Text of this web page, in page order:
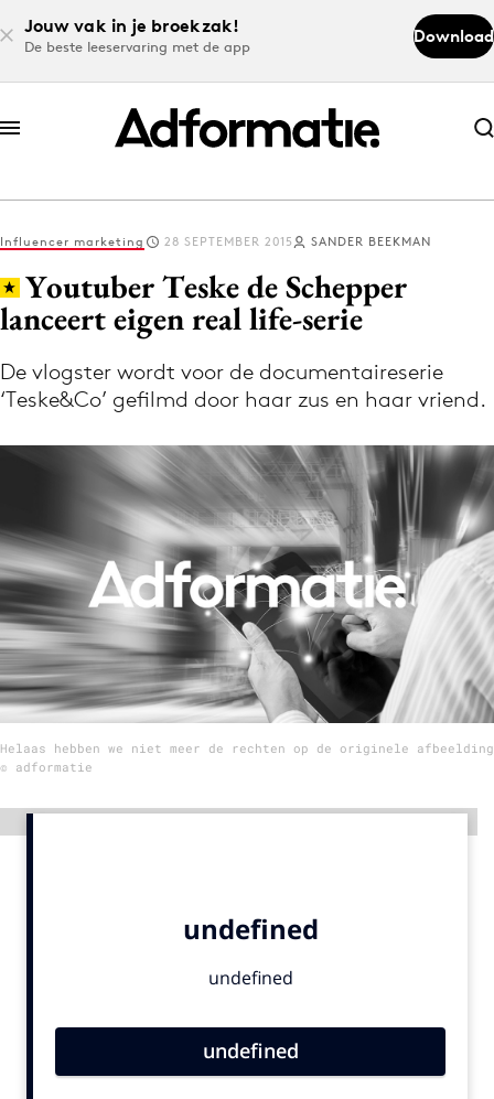
Jouw vak in je broekzak!
De beste leeservaring met de app
Download
Abonneer nu
Abonneer nu
Log in
Volg het laatste nieuws via de Adformatie
Nieuws app
Menu
Home
9 sept: GenAI-training
12 nov: MarketingLive!
Adverteren
Events
Carriere
Influencer marketing 28 SEPTEMBER 2015 SANDER BEEKMAN
Youtuber Teske de Schepper
lanceert eigen real life-serie
De vlogster wordt voor de documentaireserie
‘Teske&Co’ gefilmd door haar zus en haar vriend.
Helaas hebben we niet meer de rechten op de originele afbeelding
© adformatie